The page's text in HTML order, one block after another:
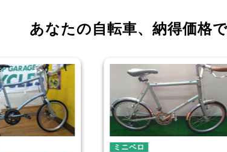
あなたの自転車、 納得価格
ミニベロ